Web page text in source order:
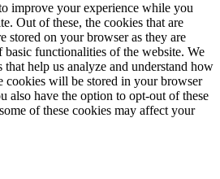
improve your experience while you
Out of these, the cookies that are
stored on your browser as they are
functionalities of the website. We
help us analyze and understand how
cookies will be stored in your browser
also have the option to opt-out of these
of these cookies may affect your